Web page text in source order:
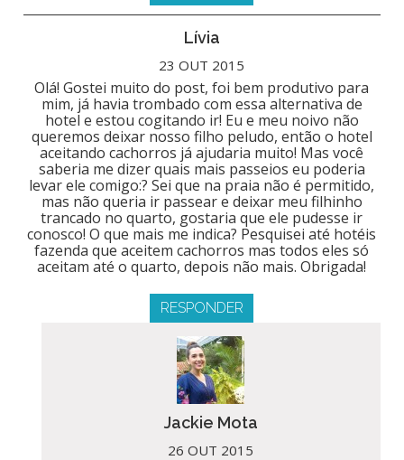
Lívia
23 OUT 2015
Olá! Gostei muito do post, foi bem produtivo para
mim, já havia trombado com essa alternativa de
hotel e estou cogitando ir! Eu e meu noivo não
queremos deixar nosso filho peludo, então o hotel
aceitando cachorros já ajudaria muito! Mas você
saberia me dizer quais mais passeios eu poderia
levar ele comigo:? Sei que na praia não é permitido,
mas não queria ir passear e deixar meu filhinho
trancado no quarto, gostaria que ele pudesse ir
conosco! O que mais me indica? Pesquisei até hotéis
fazenda que aceitem cachorros mas todos eles só
aceitam até o quarto, depois não mais. Obrigada!
RESPONDER
Jackie Mota
26 OUT 2015